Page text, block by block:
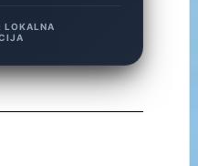
LOKALNA